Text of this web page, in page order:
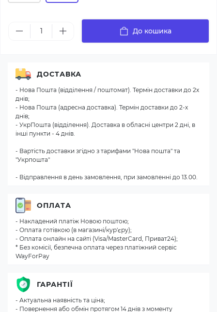
До кошика
ДОСТАВКА
- Нова Пошта (відділення / поштомат). Термін доставки до 2х
днів;
- Нова Пошта (адресна доставка). Термін доставки до 2-х
днів;
- УкрПошта (відділення). Доставка в обласні центри 2 дні, в
інші пункти - 4 днів.
- Вартість доставки згідно з тарифами "Нова пошта" та
"Укрпошта"
- Відправлення в день замовлення, при замовленні до 13.00.
ОПЛАТА
- Накладений платіж Новою поштою;
- Оплата готівкою (в магазині/кур'єру);
- Оплата онлайн на сайті (Visa/MasterCard, Приват24);
* Без комісії, безпечна оплата через платіжний сервіс
WayForPay
ГАРАНТІЇ
- Актуальна наявність та ціна;
- Повернення або обмін протягом 14 днів з моменту